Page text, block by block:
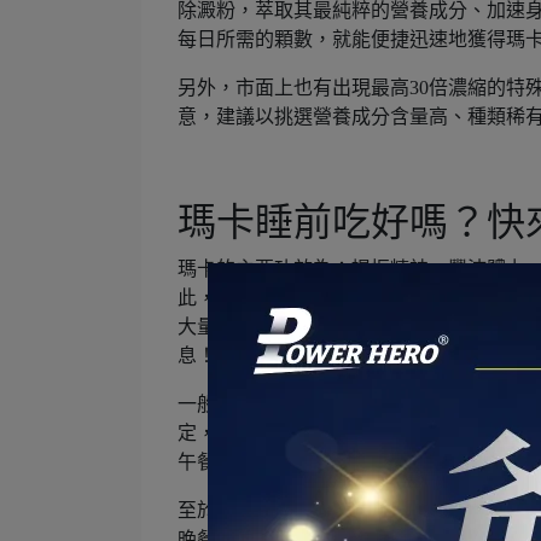
除澱粉，萃取其最純粹的營養成分、加速
每日所需的顆數，就能便捷迅速地獲得瑪
另外，市面上也有出現最高30倍濃縮的特
意，建議以挑選營養成分含量高、種類稀
瑪卡睡前吃好嗎？
瑪卡的主要功效為：提振精神、豐沛體力
此，每日依指示食用、長期累積才有最佳
大量礦物質、蛋白質等營養成分，一食用
息！
一般而言，瑪卡天然溫和、鮮有副作用，
定，在進入工作狀態或想要提高精力前，
午餐後食用，便能完整吸收瑪卡的營養素
至於「瑪卡睡前吃最好」的傳聞，實際需